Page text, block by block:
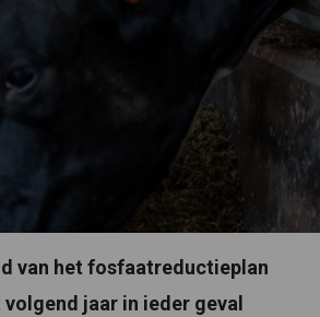
van het fosfaatreductieplan
jaar in ieder geval